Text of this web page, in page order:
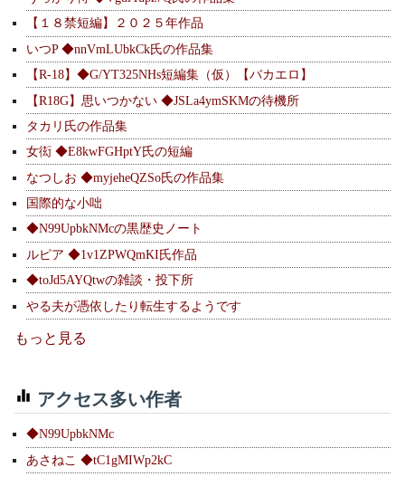
【１８禁短編】２０２５年作品
いつP ◆nnVmLUbkCk氏の作品集
【R-18】◆G/YT325NHs短編集（仮）【バカエロ】
【R18G】思いつかない ◆JSLa4ymSKMの待機所
タカリ氏の作品集
女衒 ◆E8kwFGHptY氏の短編
なつしお ◆myjeheQZSo氏の作品集
国際的な小咄
◆N99UpbkNMcの黒歴史ノート
ルピア ◆1v1ZPWQmKI氏作品
◆toJd5AYQtwの雑談・投下所
やる夫が憑依したり転生するようです
もっと見る
アクセス多い作者
◆N99UpbkNMc
あさねこ ◆tC1gMIWp2kC